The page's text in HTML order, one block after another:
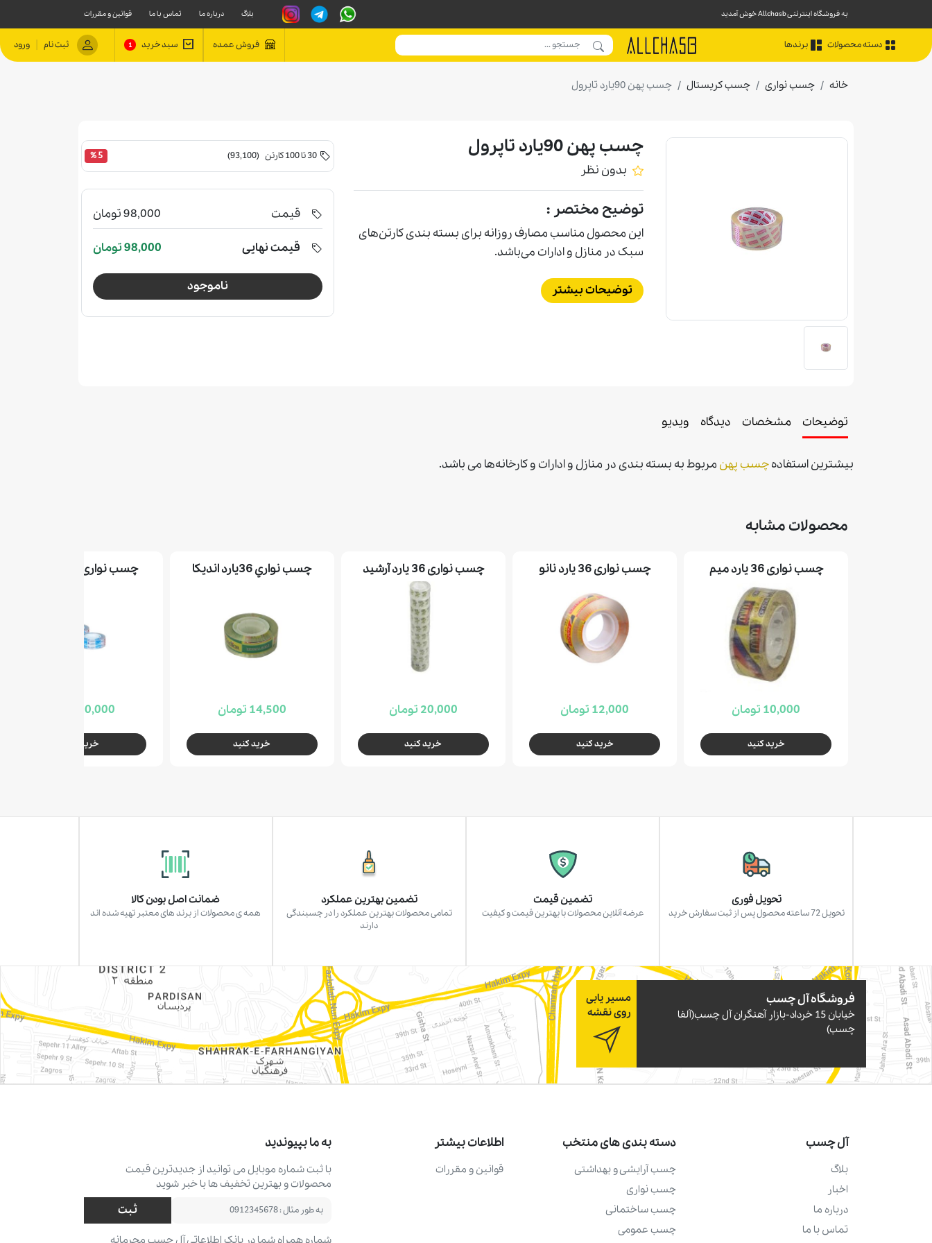
به فروشگاه اینترنتی Allchasb خوش آمدید بلاگ درباره ما تماس با ما قوانین و مقررات
دسته محصولات برندها فروش عمده سبد خرید 1 ثبت نام | ورود
خانه چسب نواری چسب کریستال چسب پهن 90يارد تاپرول
چسب پهن 90يارد تاپرول
بدون نظر
توضیح مختصر :
اين محصول مناسب مصارف روزانه برای بسته بندی کارتن‌های
سبک در منازل و ادارات می‌باشد.
توضیحات بیشتر
30 تا 100 کارتن (93,100) 5 %
قیمت 98,000 تومان
قیمت نهایی 98,000 تومان
ناموجود
توضیحات مشخصات دیدگاه ویدیو
بيشترين استفادهچسب پهن مربوط به بسته بندی در منازل و ادارات و كارخانه‌ها می باشد.
محصولات مشابه
چسب نواری 36 يارد ميم
10,000 تومان
خرید کنید
چسب نواری 36 يارد نانو
12,000 تومان
خرید کنید
چسب نواری 36 يارد آرشيد
20,000 تومان
خرید کنید
چسب نواري 36يارد انديكا
14,500 تومان
خرید کنید
چسب نواری 36 یارد کارن
10,000 تومان
خرید کنید
تحویل فوری
تحویل 72 ساعته محصول پس از ثبت سفارش خرید
تضمین قیمت
عرضه آنلاین محصولات با بهترین قیمت و کیفیت
تضمین بهترین عملکرد
تمامی محصولات بهترین عملکرد را در چسبندگی
دارند
ضمانت اصل بودن کالا
همه ی محصولات از برند های معتبر تهیه شده اند
فروشگاه آل چسب
خيابان 15 خرداد-بازار آهنگران آل چسب(آلفا
چسب)
مسیر یابی
روی نقشه
آل چسب
بلاگ
اخبار
درباره ما
تماس با ما
دسته بندی های منتخب
چسب آرايشی و بهداشتی
چسب نواری
چسب ساختمانی
چسب عمومی
اطلاعات بیشتر
قوانین و مقررات
به ما بپیوندید
با ثبت شماره موبایل می ‌توانید از جدیدترین قیمت
محصولات و بهترین تخفیف ‌ها با خبر شوید
ثبت
شماره همراه شما در بانک اطلاعاتی آل چسب محرمانه